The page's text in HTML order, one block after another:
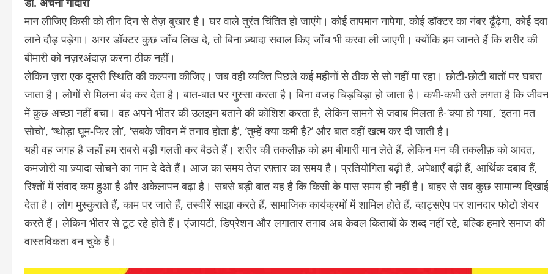
मान लीजिए किसी को तीन दिन से तेज़ बुखार है। घर वाले तुरंत चिंतित हो जाएंगे। कोई तापमान नापेगा, कोई डॉक्टर का नंबर ढूँढ़ेगा, कोई दवा
लाने दौड़ पड़ेगा। अगर डॉक्टर कुछ जाँच लिख दे, तो बिना ज़्यादा सवाल किए जाँच भी करवा ली जाएगी। क्योंकि हम जानते हैं कि शरीर की
बीमारी को नज़रअंदाज़ करना ठीक नहीं।
लेकिन ज़रा एक दूसरी स्थिति की कल्पना कीजिए। जब वही व्यक्ति पिछले कई महीनों से ठीक से सो नहीं पा रहा। छोटी-छोटी बातों पर घबरा
जाता है। लोगों से मिलना बंद कर देता है। बात-बात पर गुस्सा करता है। बिना वजह चिड़चिड़ा हो जाता है। कभी-कभी उसे लगता है कि जीवन
में कुछ अच्छा नहीं बचा। वह अपने भीतर की उलझन बताने की कोशिश करता है, लेकिन सामने से जवाब मिलता है-‘क्या हो गया’, ‘इतना मत
सोचो’, ‘ष्थोड़ा घूम-फिर लो’, ‘सबके जीवन में तनाव होता है’, ‘तुम्हें क्या कमी है?’ और बात वहीं खत्म कर दी जाती है।
यही वह जगह है जहाँ हम सबसे बड़ी गलती कर बैठते हैं। शरीर की तकलीफ़ को हम बीमारी मान लेते हैं, लेकिन मन की तकलीफ़ को आदत,
कमजोरी या ज़्यादा सोचने का नाम दे देते हैं। आज का समय तेज़ रफ़्तार का समय है। प्रतियोगिता बढ़ी है, अपेक्षाएँ बढ़ी हैं, आर्थिक दबाव हैं,
रिश्तों में संवाद कम हुआ है और अकेलापन बढ़ा है। सबसे बड़ी बात यह है कि किसी के पास समय ही नहीं है। बाहर से सब कुछ सामान्य दिखाई
देता है। लोग मुस्कुराते हैं, काम पर जाते हैं, तस्वीरें साझा करते हैं, सामाजिक कार्यक्रमों में शामिल होते हैं, व्हाट्सऐप पर शानदार फोटो शेयर
करते हैं। लेकिन भीतर से टूट रहे होते हैं। एंजायटी, डिप्रेशन और लगातार तनाव अब केवल किताबों के शब्द नहीं रहे, बल्कि हमारे समाज की
वास्तविकता बन चुके हैं।